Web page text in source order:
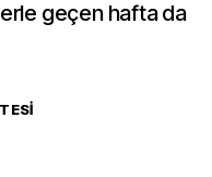
geçen hafta da